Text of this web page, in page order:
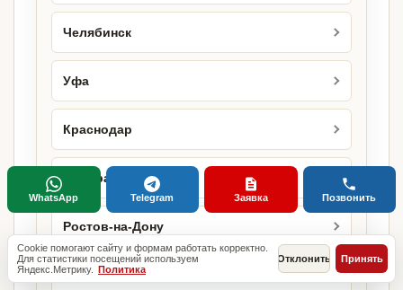
Челябинск
Уфа
Краснодар
Самара
Ростов-на-Дону
Омск
Cookie помогают сайту и формам работать корректно.
Для статистики посещений используем
Яндекс.Метрику. Политика
Отклонить Принять
WhatsApp Telegram Заявка Позвонить